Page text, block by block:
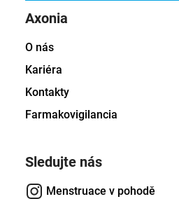
Axonia
O nás
Kariéra
Kontakty
Farmakovigilancia
Sledujte nás
Menstruace v pohodě